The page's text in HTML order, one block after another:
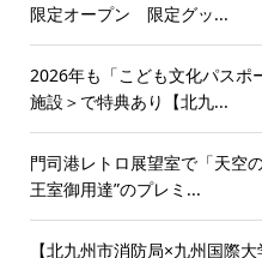
限定オープン 限定グッ...
2026年も「こども文化パスポ
施設＞で特典あり【北九...
門司港レトロ展望室で「天空
王室御用達”のプレミ...
【北九州市消防局×九州国際